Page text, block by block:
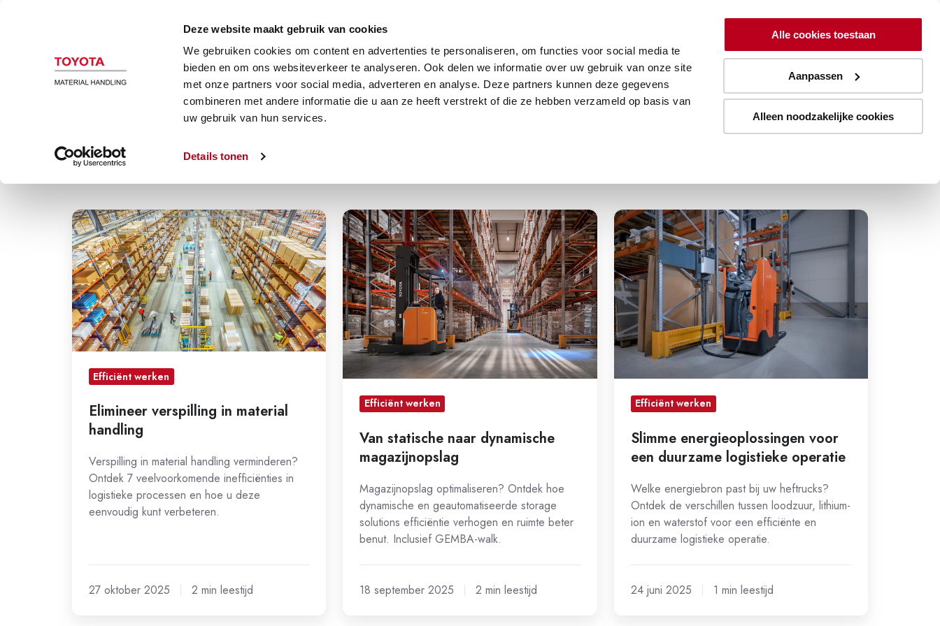
Deze website maakt gebruik van cookies
We gebruiken cookies om content en advertenties te personaliseren, om functies voor social media te
bieden en om ons websiteverkeer te analyseren. Ook delen we informatie over uw gebruik van onze site
met onze partners voor social media, adverteren en analyse. Deze partners kunnen deze gegevens
combineren met andere informatie die u aan ze heeft verstrekt of die ze hebben verzameld op basis van
uw gebruik van hun services.
Details tonen
Alle cookies toestaan
Aanpassen
Alleen noodzakelijke cookies
Blog Veiligheid Over
Aanmelden blogupdates
Elimineer
verspilling
in
material
handling
Efficiënt werken
Elimineer verspilling in material
handling
Verspilling in material handling verminderen?
Ontdek 7 veelvoorkomende inefficiënties in
logistieke processen en hoe u deze
eenvoudig kunt verbeteren.
27 oktober 2025 2 min leestijd
Van
statische
naar
dynamische
magazijnopslag
Efficiënt werken
Van statische naar dynamische
magazijnopslag
Magazijnopslag optimaliseren? Ontdek hoe
dynamische en geautomatiseerde storage
solutions efficiëntie verhogen en ruimte beter
benut. Inclusief GEMBA-walk.
18 september 2025 2 min leestijd
Slimme
energieoplossingen
voor
een
duurzame
logistieke
operatie
Efficiënt werken
Slimme energieoplossingen voor
een duurzame logistieke operatie
Welke energiebron past bij uw heftrucks?
Ontdek de verschillen tussen loodzuur, lithium-
ion en waterstof voor een efficiënte en
duurzame logistieke operatie.
24 juni 2025 1 min leestijd